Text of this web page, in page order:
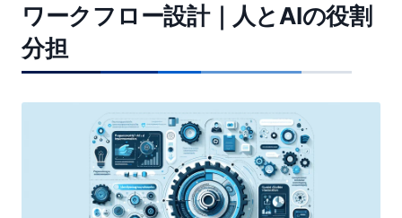
ワークフロー設計｜人とAIの役割
分担